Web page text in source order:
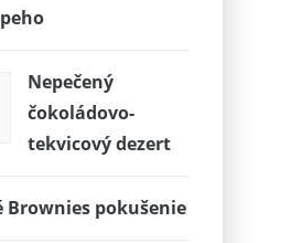
Nepečený
čokoládovo-
tekvicový dezert
Brownies pokušenie